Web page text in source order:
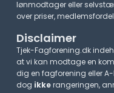
lønmodtager eller
over priser,
Disclaimer
Tjek-Fagforening.dk
at vi kan modtage en
dig en fagforening eller
dog ikkerangeringen,